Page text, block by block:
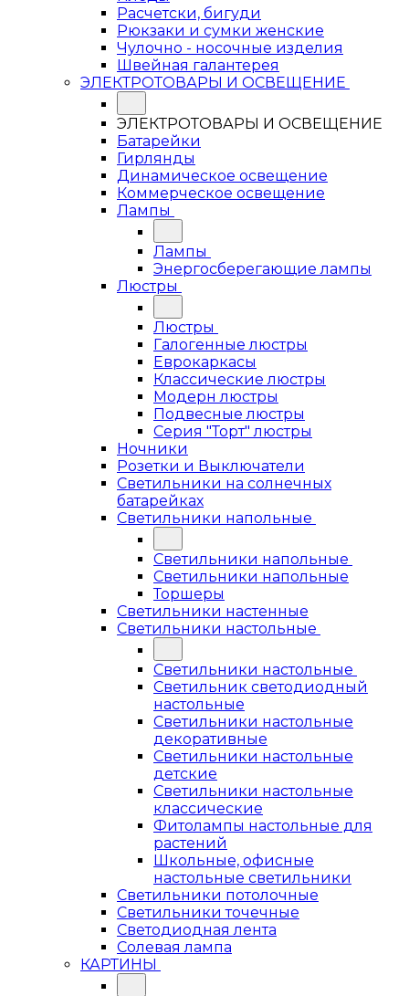
Расчетски, бигуди
Рюкзаки и сумки женские
Чулочно - носочные изделия
Швейная галантерея
ЭЛЕКТРОТОВАРЫ И ОСВЕЩЕНИЕ
ЭЛЕКТРОТОВАРЫ И ОСВЕЩЕНИЕ
Батарейки
Гирлянды
Динамическое освещение
Коммерческое освещение
Лампы
Лампы
Энергосберегающие лампы
Люстры
Люстры
Галогенные люстры
Еврокаркасы
Классические люстры
Модерн люстры
Подвесные люстры
Серия "Торт" люстры
Ночники
Розетки и Выключатели
Светильники на солнечных
батарейках
Светильники напольные
Светильники напольные
Светильники напольные
Торшеры
Светильники настенные
Светильники настольные
Светильники настольные
Светильник светодиодный
настольные
Светильники настольные
декоративные
Светильники настольные
детские
Светильники настольные
классические
Фитолампы настольные для
растений
Школьные, офисные
настольные светильники
Светильники потолочные
Светильники точечные
Светодиодная лента
Солевая лампа
КАРТИНЫ